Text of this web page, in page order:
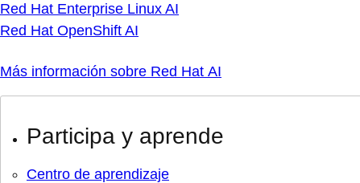
Red Hat Enterprise Linux AI
Red Hat OpenShift AI
Más información sobre Red Hat AI
Participa y aprende
Centro de aprendizaje